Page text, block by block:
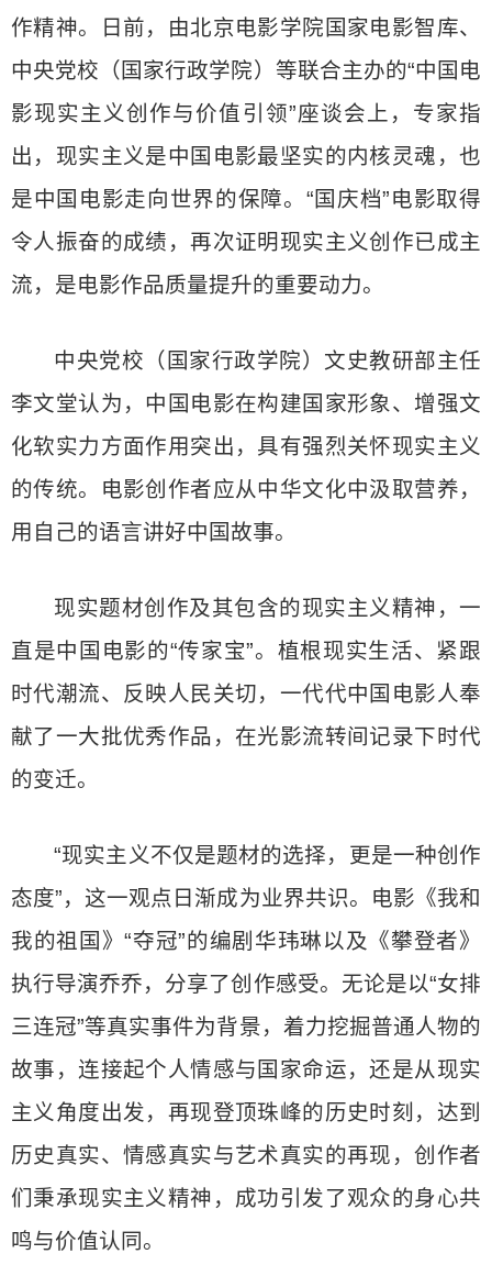
作精神。日前，由北京电影学院国家电影智库、
中央党校（国家行政学院）等联合主办的“中国电
影现实主义创作与价值引领”座谈会上，专家指
出，现实主义是中国电影最坚实的内核灵魂，也
是中国电影走向世界的保障。“国庆档”电影取得
令人振奋的成绩，再次证明现实主义创作已成主
流，是电影作品质量提升的重要动力。
中央党校（国家行政学院）文史教研部主任
李文堂认为，中国电影在构建国家形象、增强文
化软实力方面作用突出，具有强烈关怀现实主义
的传统。电影创作者应从中华文化中汲取营养，
用自己的语言讲好中国故事。
现实题材创作及其包含的现实主义精神，一
直是中国电影的“传家宝”。植根现实生活、紧跟
时代潮流、反映人民关切，一代代中国电影人奉
献了一大批优秀作品，在光影流转间记录下时代
的变迁。
“现实主义不仅是题材的选择，更是一种创作
态度”，这一观点日渐成为业界共识。电影《我和
我的祖国》“夺冠”的编剧华玮琳以及《攀登者》
执行导演乔乔，分享了创作感受。无论是以“女排
三连冠”等真实事件为背景，着力挖掘普通人物的
故事，连接起个人情感与国家命运，还是从现实
主义角度出发，再现登顶珠峰的历史时刻，达到
历史真实、情感真实与艺术真实的再现，创作者
们秉承现实主义精神，成功引发了观众的身心共
鸣与价值认同。